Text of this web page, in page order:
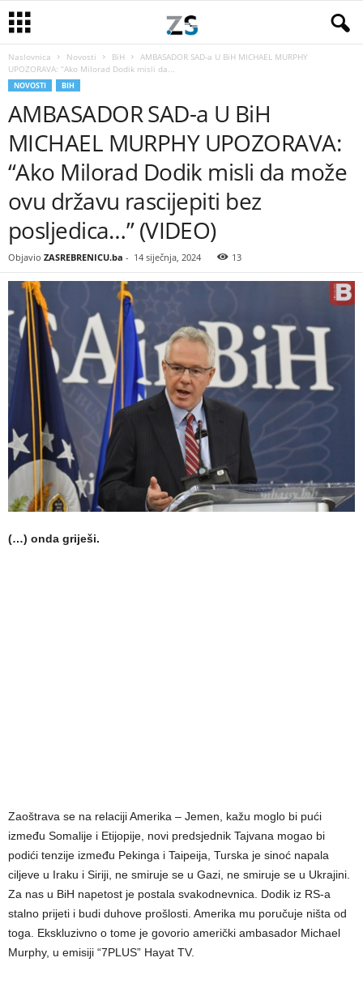
Naslovnica Novosti BiH
AMBASADOR SAD-a U BiH MICHAEL MURPHY
UPOZORAVA: “Ako Milorad Dodik misli da...
NOVOSTI BIH
AMBASADOR SAD-a U BiH
MICHAEL MURPHY UPOZORAVA:
“Ako Milorad Dodik misli da može
ovu državu rascijepiti bez
posljedica…” (VIDEO)
Objavio ZASREBRENICU.ba - 14 siječnja, 2024 13
(…) onda griješi.
Zaoštrava se na relaciji Amerika – Jemen, kažu moglo bi pući
između Somalije i Etijopije, novi predsjednik Tajvana mogao bi
podići tenzije između Pekinga i Taipeija, Turska je sinoć napala
ciljeve u Iraku i Siriji, ne smiruje se u Gazi, ne smiruje se u Ukrajini.
Za nas u BiH napetost je postala svakodnevnica. Dodik iz RS-a
stalno prijeti i budi duhove prošlosti. Amerika mu poručuje ništa od
toga. Ekskluzivno o tome je govorio američki ambasador Michael
Murphy, u emisiji “7PLUS” Hayat TV.